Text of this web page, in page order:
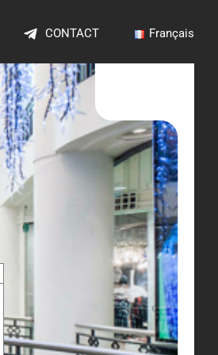
CONTACT Français